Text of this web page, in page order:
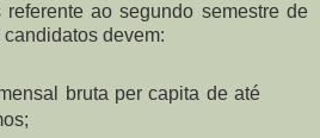
ao segundo semestre de
devem:
bruta per capita de até